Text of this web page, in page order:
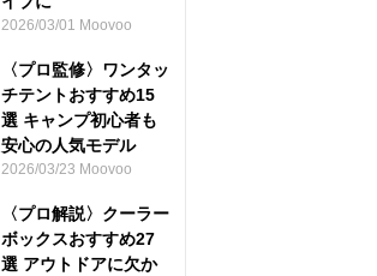
2026/03/01 Moovoo
〈プロ監修〉ワンタッ
チテントおすすめ15
選 キャンプ初心者も
安心の人気モデル
2026/03/23 Moovoo
〈プロ解説〉クーラー
ボックスおすすめ27
選 アウトドアに欠か